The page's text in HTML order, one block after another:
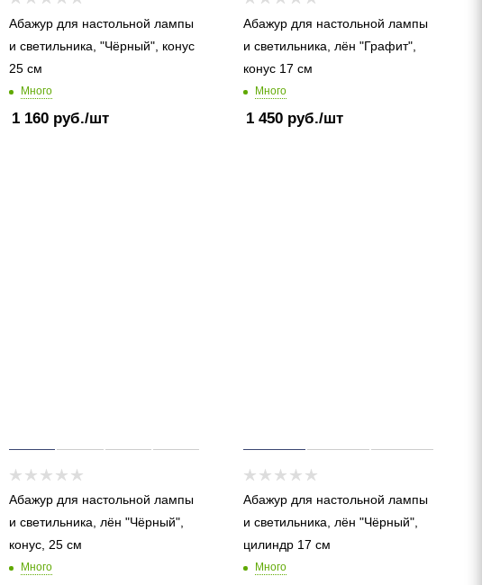
Абажур для настольной лампы
и светильника, "Чёрный", конус
25 см
Много
1 160 руб./шт
Абажур для настольной лампы
и светильника, лён "Графит",
конус 17 см
Много
1 450 руб./шт
Абажур для настольной лампы
и светильника, лён "Чёрный",
конус, 25 см
Много
Абажур для настольной лампы
и светильника, лён "Чёрный",
цилиндр 17 см
Много